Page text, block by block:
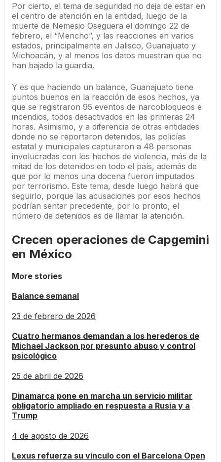
Por cierto, el tema de seguridad no deja de estar en
el centro de atención en la entidad, luego de la
muerte de Nemesio Oseguera el domingo 22 de
febrero, el “Mencho”, y las reacciones en varios
estados, principalmente en Jalisco, Guanajuato y
Michoacán, y al menos los datos muestran que no
han bajado la guardia.
Y es que haciendo un balance, Guanajuato tiene
puntos buenos en la reacción de esos hechos, ya
que se registraron 95 eventos de narcobloqueos e
incendios, todos desactivados en las primeras 24
horas. Asimismo, y a diferencia de otras entidades
donde no se reportaron detenidos, las policías
estatal y municipales capturaron a 48 personas
involucradas con los hechos de violencia, más de la
mitad de los detenidos en todo el país, además de
que por lo menos una docena fueron imputados
por terrorismo. Este tema, desde luego habrá que
seguirlo, porque las acusaciones por esos hechos
podrían sentar precedente, por lo pronto, el
número de detenidos es de llamar la atención.
Crecen operaciones de Capgemini
en México
More stories
Balance semanal
23 de febrero de 2026
Cuatro hermanos demandan a los herederos de
Michael Jackson por presunto abuso y control
psicológico
25 de abril de 2026
Dinamarca pone en marcha un servicio militar
obligatorio ampliado en respuesta a Rusia y a
Trump
4 de agosto de 2026
Lexus refuerza su vínculo con el Barcelona Open